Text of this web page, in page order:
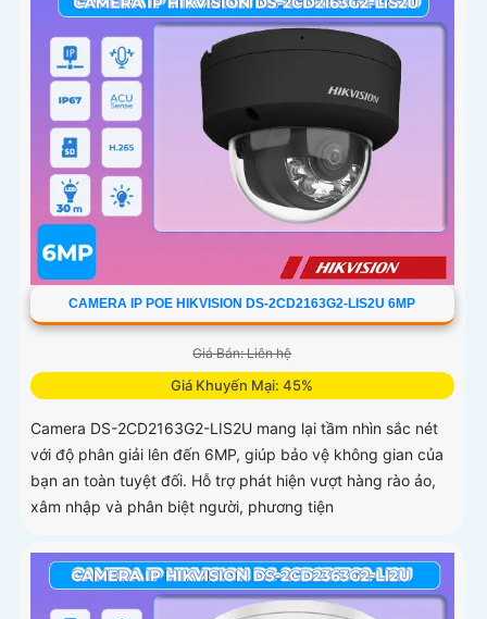
CAMERA IP POE HIKVISION DS-2CD2163G2-LIS2U 6MP
Giá Bán: Liên hệ
Giá Khuyến Mại: 45%
Camera DS-2CD2163G2-LIS2U mang lại tầm nhìn sắc nét
với độ phân giải lên đến 6MP, giúp bảo vệ không gian của
bạn an toàn tuyệt đối. Hỗ trợ phát hiện vượt hàng rào ảo,
xâm nhập và phân biệt người, phương tiện